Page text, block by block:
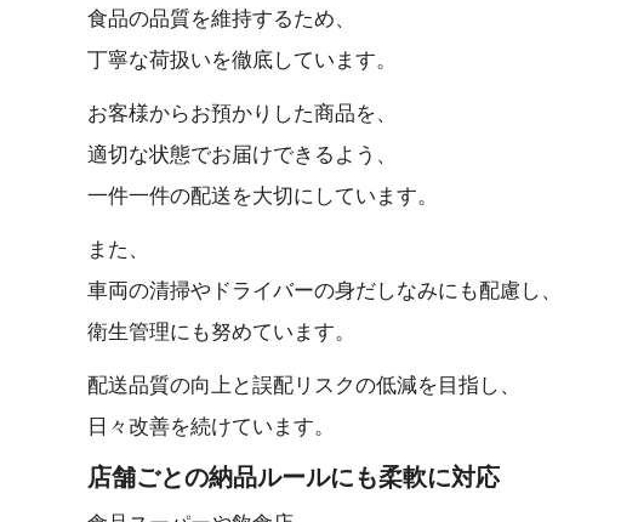
食品の品質を維持するため、
丁寧な荷扱いを徹底しています。
お客様からお預かりした商品を、
適切な状態でお届けできるよう、
一件一件の配送を大切にしています。
また、
車両の清掃やドライバーの身だしなみにも配慮し、
衛生管理にも努めています。
配送品質の向上と誤配リスクの低減を目指し、
日々改善を続けています。
店舗ごとの納品ルールにも柔 軟 に 対 応